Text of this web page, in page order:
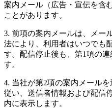
案内メール（広告・宣伝を含
ことがあります。
3. 前項の案内メールは、メー
法により、利用者はいつでも
す。配信停止後も、第1項の
す。
4. 当社が第2項の案内メール
従い、送信者情報および配信
内に表示します。